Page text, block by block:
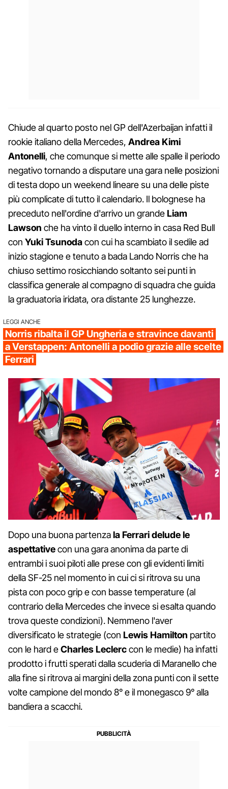
Chiude al quarto posto nel GP dell'Azerbaijan infatti il
rookie italiano della Mercedes, Andrea Kimi
Antonelli, che comunque si mette alle spalle il periodo
negativo tornando a disputare una gara nelle posizioni
di testa dopo un weekend lineare su una delle piste
più complicate di tutto il calendario. Il bolognese ha
preceduto nell'ordine d'arrivo un grandeLiam
Lawson che ha vinto il duello interno in casa Red Bull
con Yuki Tsunodacon cui ha scambiato il sedile ad
inizio stagione e tenuto a bada Lando Norris che ha
chiuso settimo rosicchiando soltanto sei punti in
classifica generale al compagno di squadra che guida
la graduatoria iridata, ora distante 25 lunghezze.
LEGGI ANCHE
Norris ribalta il GP Ungheria e stravince davanti
a Verstappen: Antonelli a podio grazie alle scelte
Ferrari
Dopo una buona partenzala Ferrari delude le
aspettativecon una gara anonima da parte di
entrambi i suoi piloti alle prese con gli evidenti limiti
della SF-25 nel momento in cui ci si ritrova su una
pista con poco grip e con basse temperature (al
contrario della Mercedes che invece si esalta quando
trova queste condizioni). Nemmeno l'aver
diversificato le strategie (con Lewis Hamilton partito
con le hard eCharles Leclerccon le medie) ha infatti
prodotto i frutti sperati dalla scuderia di Maranello che
alla fine si ritrova ai margini della zona punti con il sette
volte campione del mondo 8° e il monegasco 9° alla
bandiera a scacchi.